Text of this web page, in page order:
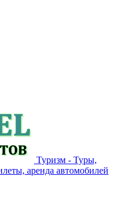
Туризм - Туры,
аренда автомобилей